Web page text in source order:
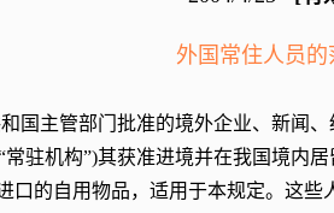
外国常住人员
国主管部门批准的境外企业、新闻
常驻机构”)其获准进境并在我国境内
口的自用物品，适用于本规定。这些